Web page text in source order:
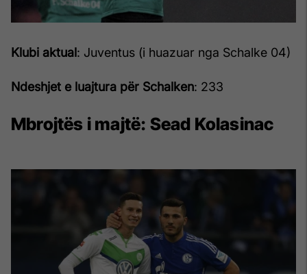
Klubi aktual : Juventus (i huazuar nga Schalke 04)
Ndeshjet e luajtura për Schalken: 233
Mbrojtës i majtë: Sead Kolasinac